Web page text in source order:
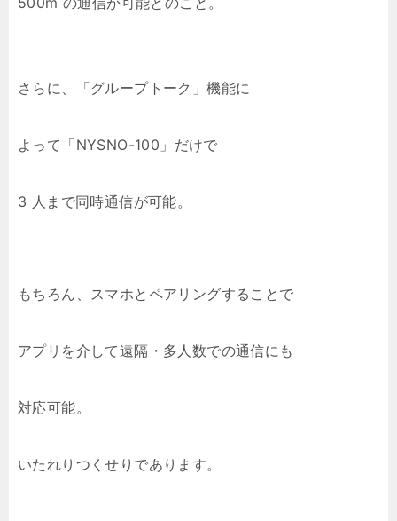
さらに、「グループトーク」機能に
よって「NYSNO-100」だけで
3 人まで同時通信が可能。
もちろん、スマホとペアリングすることで
アプリを介して遠隔・多人数での通信にも
対応可能。
いたれりつくせりであります。